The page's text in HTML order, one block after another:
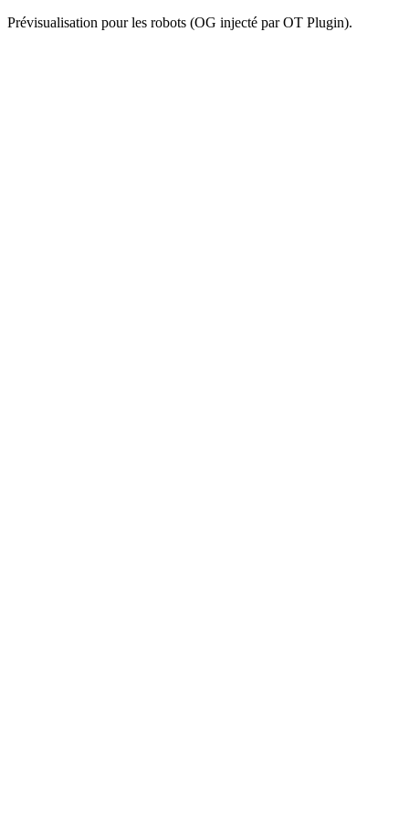
Prévisualisation pour les robots (OG injecté par OT Plugin).